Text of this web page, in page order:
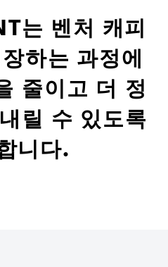
는 벤처 캐피
하는 과정에
줄이고 더 정
릴 수 있도록
니다.